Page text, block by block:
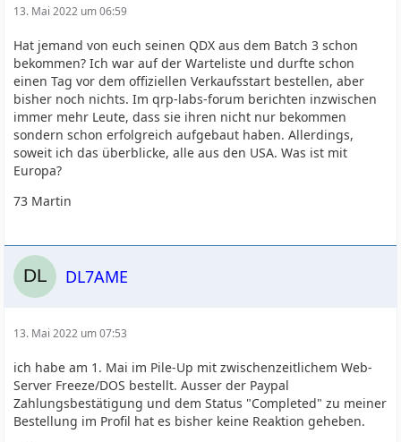
13. Mai 2022 um 06:59
Hat jemand von euch seinen QDX aus dem Batch 3 schon
bekommen? Ich war auf der Warteliste und durfte schon
einen Tag vor dem offiziellen Verkaufsstart bestellen, aber
bisher noch nichts. Im qrp-labs-forum berichten inzwischen
immer mehr Leute, dass sie ihren nicht nur bekommen
sondern schon erfolgreich aufgebaut haben. Allerdings,
soweit ich das überblicke, alle aus den USA. Was ist mit
Europa?
73 Martin
DL7AME
13. Mai 2022 um 07:53
ich habe am 1. Mai im Pile-Up mit zwischenzeitlichem Web-
Server Freeze/DOS bestellt. Ausser der Paypal
Zahlungsbestätigung und dem Status "Completed" zu meiner
Bestellung im Profil hat es bisher keine Reaktion geheben.